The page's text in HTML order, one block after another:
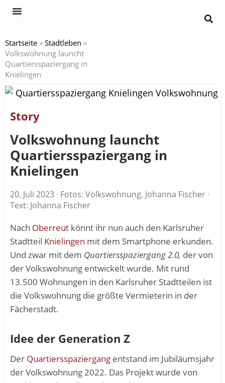
Startseite » Stadtleben »
Volkswohnung launcht
Quartiersspaziergang in
Knielingen
Story
Volkswohnung launcht
Quartiersspaziergang in
Knielingen
20. Juli 2023 · Fotos: Volkswohnung, Johanna Fischer ·
Text: Johanna Fischer
Nach Oberreut könnt ihr nun auch den Karlsruher
Stadtteil Knielingen mit dem Smartphone erkunden.
Und zwar mit dem Quartiersspaziergang 2.0, der von
der Volkswohnung entwickelt wurde. Mit rund
13.500 Wohnungen in den Karlsruher Stadtteilen ist
die Volkswohnung die größte Vermieterin in der
Fächerstadt.
Idee der Generation Z
Der Quartiersspaziergang entstand im Jubiläumsjahr
der Volkswohnung 2022. Das Projekt wurde von